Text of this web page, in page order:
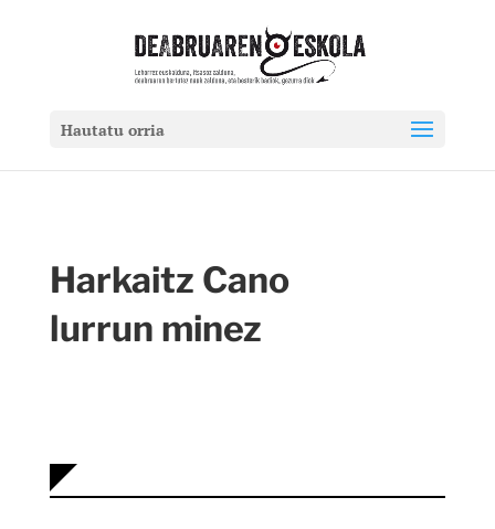
Hautatu orria
Harkaitz Cano
lurrun minez